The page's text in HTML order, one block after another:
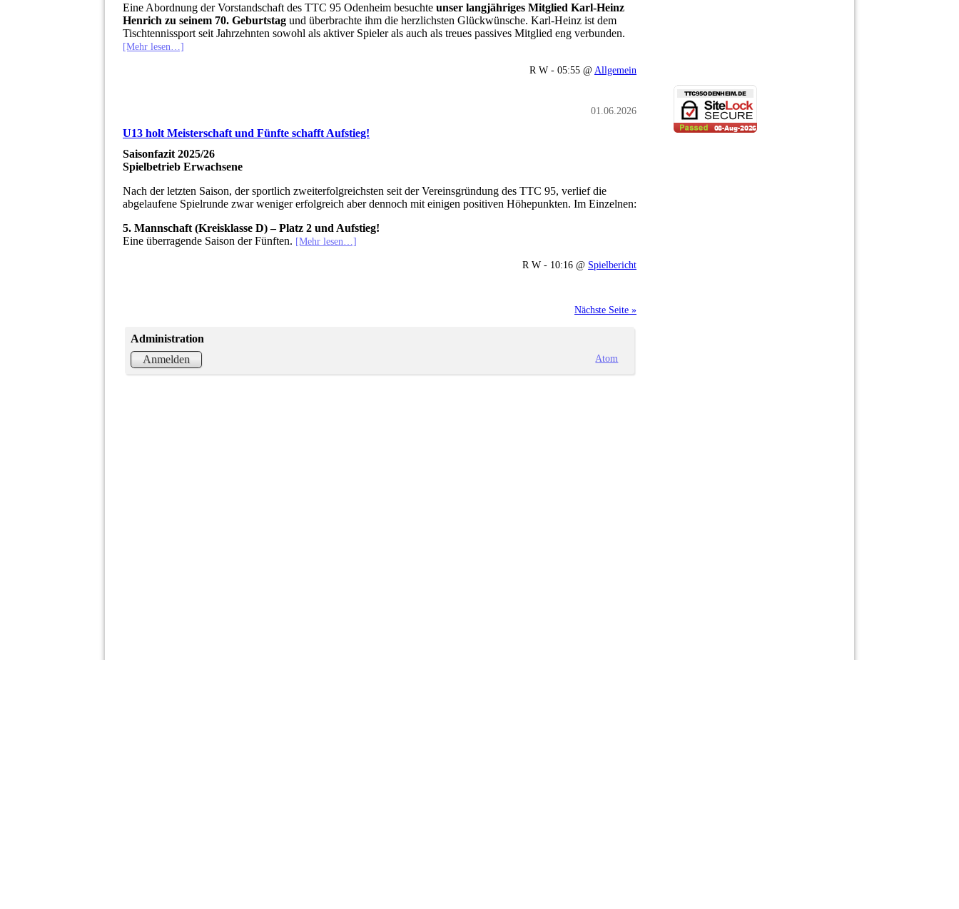
Eine Abordnung der Vorstandschaft des TTC 95 Odenheim besuchte unser langjähriges Mitglied Karl-Heinz
Henrich zu seinem 70. Geburtstag und überbrachte ihm die herzlichsten Glückwünsche. Karl-Heinz ist dem
Tischtennissport seit Jahrzehnten sowohl als aktiver Spieler als auch als treues passives Mitglied eng verbunden.
[Mehr lesen…]
R W - 05:55 @ Allgemein
01.06.2026
U13 holt Meisterschaft und Fünfte schafft Aufstieg!
Saisonfazit 2025/26
Spielbetrieb Erwachsene
Nach der letzten Saison, der sportlich zweiterfolgreichsten seit der Vereinsgründung des TTC 95, verlief die
abgelaufene Spielrunde zwar weniger erfolgreich aber dennoch mit einigen positiven Höhepunkten. Im Einzelnen:
5. Mannschaft (Kreisklasse D) – Platz 2 und Aufstieg!
Eine überragende Saison der Fünften. [Mehr lesen…]
R W - 10:16 @ Spielbericht
Nächste Seite »
Administration
Anmelden
Atom